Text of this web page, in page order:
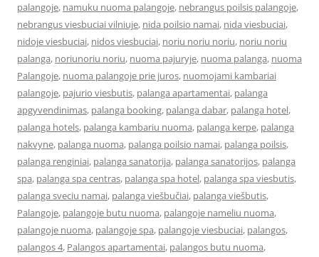
palangoje, namuku nuoma palangoje, nebrangus poilsis palangoje,
nebrangus viesbuciai vilniuje, nida poilsio namai, nida viesbuciai,
nidoje viesbuciai, nidos viesbuciai, noriu noriu noriu, noriu noriu
palanga, noriunoriu noriu, nuoma pajuryje, nuoma palanga, nuoma
Palangoje, nuoma palangoje prie juros, nuomojami kambariai
palangoje, pajurio viesbutis, palanga apartamentai, palanga
apgyvendinimas, palanga booking, palanga dabar, palanga hotel,
palanga hotels, palanga kambariu nuoma, palanga kerpe, palanga
nakvyne, palanga nuoma, palanga poilsio namai, palanga poilsis,
palanga renginiai, palanga sanatorija, palanga sanatorijos, palanga
spa, palanga spa centras, palanga spa hotel, palanga spa viesbutis,
palanga sveciu namai, palanga viešbučiai, palanga viešbutis,
Palangoje, palangoje butu nuoma, palangoje nameliu nuoma,
palangoje nuoma, palangoje spa, palangoje viesbuciai, palangos,
palangos 4, Palangos apartamentai, palangos butu nuoma,